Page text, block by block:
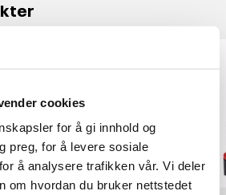
cookies
for å gi innhold og
preg, for å levere sosiale
å analysere trafikken vår. Vi deler
om hvordan du bruker nettstedet